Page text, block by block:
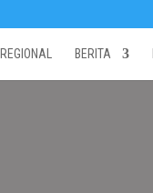
REGIONAL BERITA